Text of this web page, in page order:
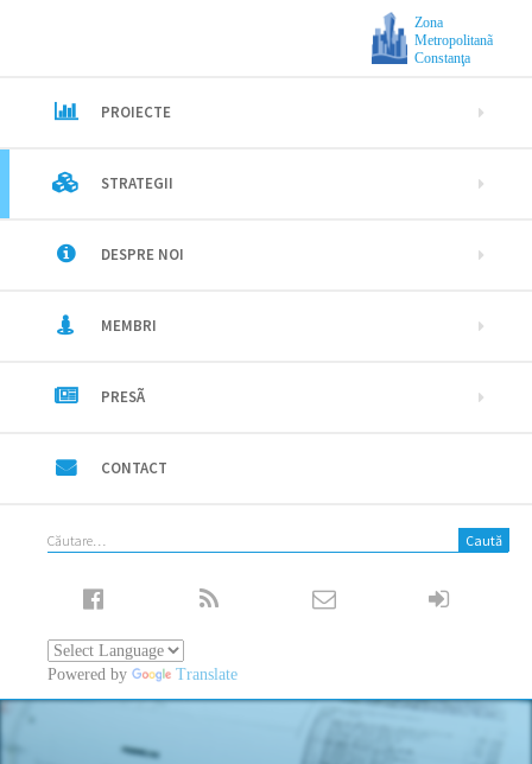
Zona
Metropolitanã
Constanţa
PROIECTE
STRATEGII
DESPRE NOI
MEMBRI
PRESÃ
CONTACT
Caută
Powered by Translate